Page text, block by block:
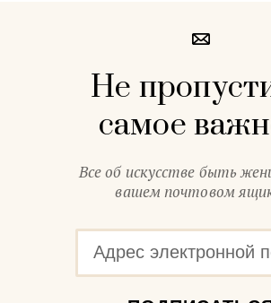
Не
самое
Все об искусстве быть
вашем почтовом